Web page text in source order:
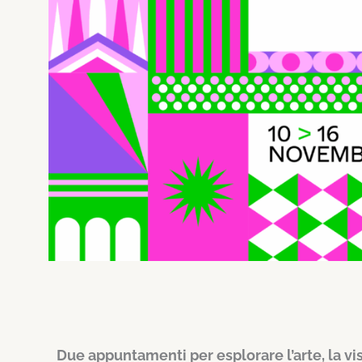
Due appuntamenti per esplorare l’arte, la